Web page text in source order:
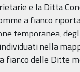
e la Ditta
a fianco
temporanea,
individuati nella
fianco delle Ditte